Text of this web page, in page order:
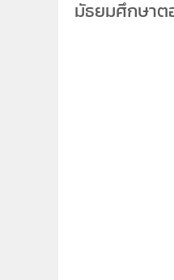
มัธยมศึกษาต